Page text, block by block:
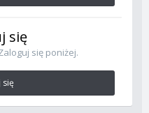
się
się poniżej.
się